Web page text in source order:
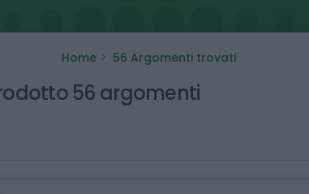
Home 56 Argomenti trovati
56 argomenti